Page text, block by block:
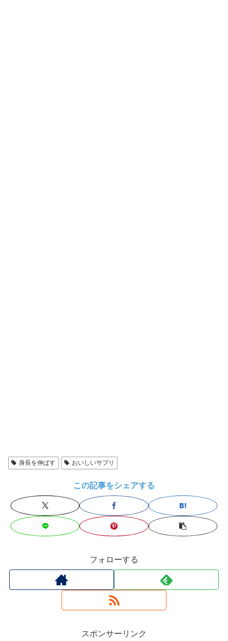
身長を伸ばす おいしいサプリ
この記事をシェアする
フォローする
スポンサーリンク